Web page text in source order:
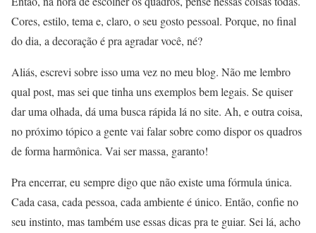
Cores, estilo, tema e, claro, o seu gosto pessoal. Porque, no final
do dia, a decoração é pra agradar você, né?
Aliás, escrevi sobre isso uma vez no meu blog. Não me lembro
qual post, mas sei que tinha uns exemplos bem legais. Se quiser
dar uma olhada, dá uma busca rápida lá no site. Ah, e outra coisa,
no próximo tópico a gente vai falar sobre como dispor os quadros
de forma harmônica. Vai ser massa, garanto!
Pra encerrar, eu sempre digo que não existe uma fórmula única.
Cada casa, cada pessoa, cada ambiente é único. Então, confie no
seu instinto, mas também use essas dicas pra te guiar. Sei lá, acho